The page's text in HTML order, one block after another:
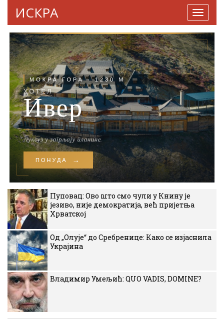
ИСКРА
Пуповац: Ово што смо чули у Книну је
језиво, није демократија, већ пријетња
Хрватској
Од „Олује“ до Сребренице: Како се изјаснила
Украјина
Владимир Умељић: QUO VADIS, DOMINE?